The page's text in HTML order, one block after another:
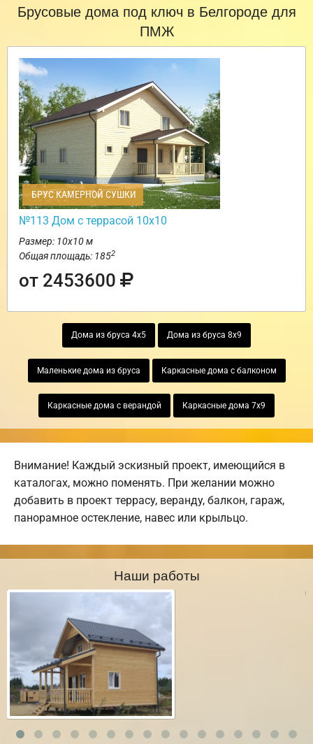
Брусовые дома под ключ в Белгороде для
ПМЖ
БРУС КАМЕРНОЙ СУШКИ
№113 Дом с террасой 10х10
Размер: 10х10 м
Общая площадь: 1852
от 2453600
Дома из бруса 4х5 Дома из бруса 8х9
Маленькие дома из бруса Каркасные дома с балконом
Каркасные дома с верандой Каркасные дома 7х9
Внимание! Каждый эскизный проект, имеющийся в
каталогах, можно поменять. При желании можно
добавить в проект террасу, веранду, балкон, гараж,
панорамное остекление, навес или крыльцо.
Наши работы